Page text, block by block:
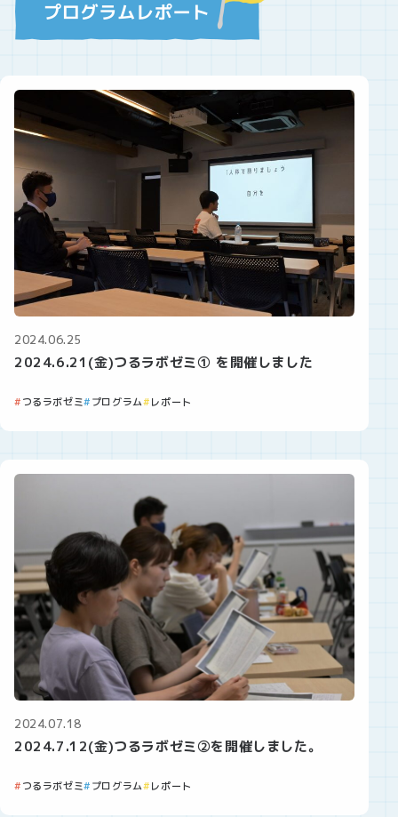
2024.06.25
2024.6.21(金)つるラボゼミ① を開催しました
つるラボゼミ プログラム レポート
2024.07.18
2024.7.12(金)つるラボゼミ②を開催しました。
つるラボゼミ プログラム レポート